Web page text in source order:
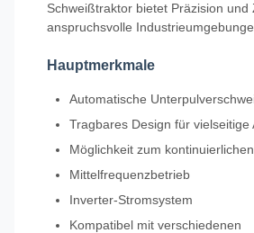
Schweißtraktor bietet Präzision und
anspruchsvolle
Hauptmerkmale
Automatische
Tragbares Design für vielseitige
Möglichkeit zum
Mittelfrequenzbetrieb
Inverter-Stromsystem
Kompatibel mit verschiedenen